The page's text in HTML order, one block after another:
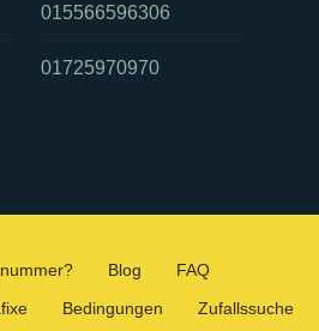
015566596306
01725970970
Blog
FAQ
Bedingungen Zufallssuche